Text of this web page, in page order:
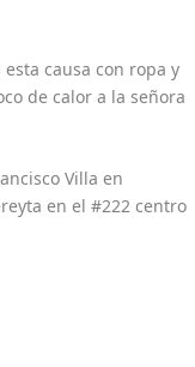
causa con ropa y
de calor a la señora
Villa en
en el #222 centro